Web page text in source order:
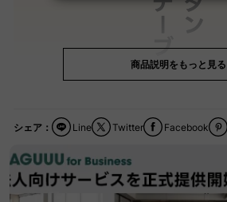
商品説明をもっと見る
シェア： Facebook
Twitter
Line